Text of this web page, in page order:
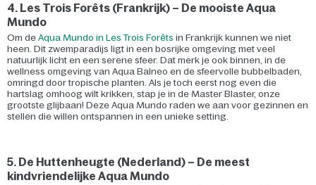
4. Les Trois Forêts (Frankrijk) – De mooiste Aqua
Mundo
Om de Aqua Mundo in Les Trois Forêts in Frankrijk kunnen we niet
heen. Dit zwemparadijs ligt in een bosrijke omgeving met veel
natuurlijk licht en een serene sfeer. Dat merk je ook binnen, in de
wellness omgeving van Aqua Balneo en de sfeervolle bubbelbaden,
omringd door tropische planten. Als je toch eerst nog even die
hartslag omhoog wilt krikken, stap je in de Master Blaster, onze
grootste glijbaan! Deze Aqua Mundo raden we aan voor gezinnen en
stellen die willen ontspannen in een unieke setting.
5. De Huttenheugte (Nederland) – De meest
kindvriendelijke Aqua Mundo